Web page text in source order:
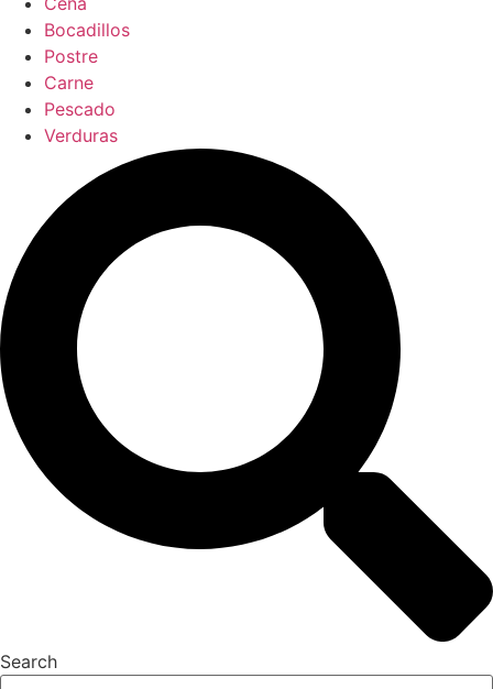
Bocadillos
Postre
Carne
Pescado
Verduras
Search